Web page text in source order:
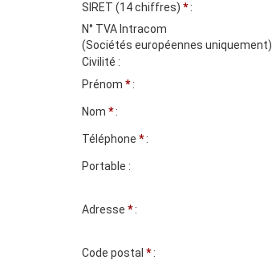
SIRET (14 chiffres) *:
N° TVA Intracom
(Sociétés européennes uniquement)
Civilité :
Prénom *:
Nom *:
Téléphone *:
Portable :
Adresse *:
Code postal *: